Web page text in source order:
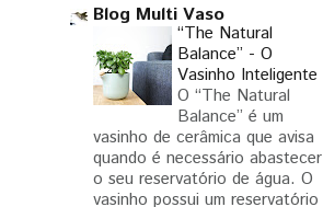
Blog Multi Vaso
“The Natural
Balance” - O
Vasinho Inteligente
O “The Natural
Balance” é um
vasinho de cerâmica que avisa
quando é necessário abastecer
o seu reservatório de água. O
vasinho possui um reservatório